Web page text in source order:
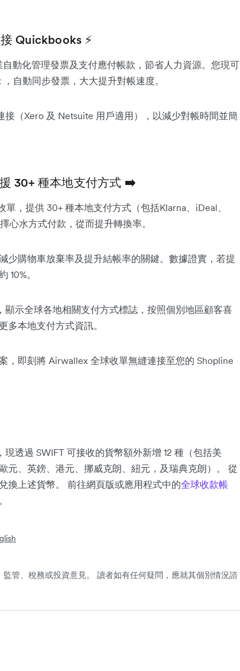
Quickbooks ⚡
動化管理發票及支付應付帳款，節省人力資源。您現可
自動同步發票，大大提升對帳速度。
（Xero 及 Netsuite 用戶適用），以減少對帳時間並簡
30+ 種本地支付方式 ➡️
，提供 30+ 種本地支付方式（包括Klarna、iDeal、
心水方式付款，從而提升轉換率。
少購物車放棄率及提升結帳率的關鍵。數據證實，若提
10%。
顯示全球各地相關支付方式標誌，按照個別地區顧客喜
多本地支付方式資訊。
，即刻將 Airwallex 全球收單無縫連接至您的 Shopline
透過 SWIFT 可接收的貨幣額外新增 12 種（包括美
元、英鎊、港元、挪威克朗、紐元，及瑞典克朗）。 從
換上述貨幣。 前往網頁版或應用程式中的全球收款帳
管、稅務或投資意見。 讀者如有任何疑問，應就其個別情況諮